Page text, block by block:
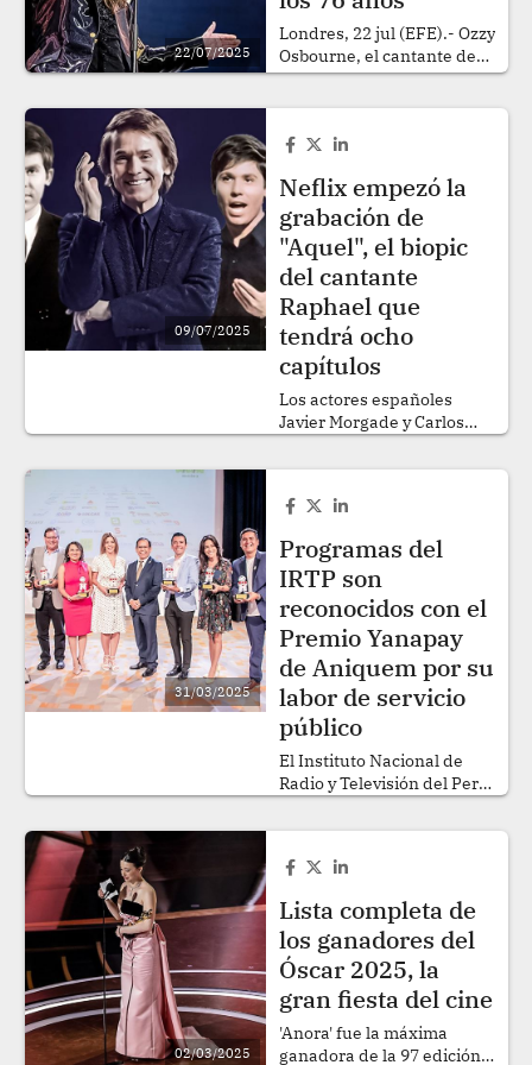
22/07/2025
Londres, 22 jul (EFE).- Ozzy
Osbourne, el cantante de
Black Sabbath, ha muerto a
su familia en un
09/07/2025
Neflix empezó la
grabación de
"Aquel", el biopic
del cantante
Raphael que
tendrá ocho
capítulos
Los actores españoles
Javier Morgade y Carlos
Raphael en la serie 'Aquel',
y de la que se acaba de
completo. .
31/03/2025
Programas del
IRTP son
reconocidos con el
Premio Yanapay
de Aniquem por su
labor de servicio
público
El Instituto Nacional de
Radio y Televisión del Perú
reconocimientos, durante
edición del Premio
Yanapay, organizado por la
Asociación de Ayuda al
Niño Quemado (Aniquem),
que reconoce a las
instituciones y personas
naturales que
contribuyeron durante
todo el año en la
02/03/2025
Lista completa de
los ganadores del
Óscar 2025, la
gran fiesta del cine
'Anora' fue la máxima
ganadora de la 97 edición